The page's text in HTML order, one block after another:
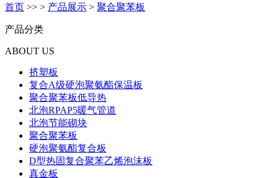
首页 >> > 产品展示 > 聚合聚苯板
产品分类
ABOUT US
挤塑板
复合A级硬泡聚氨酯保温板
聚合聚苯板低导热
北泡RPAP5暖气管道
北泡节能砌块
聚合聚苯板
硬泡聚氨酯复合板
D型热固复合聚苯乙烯泡沫板
真金板